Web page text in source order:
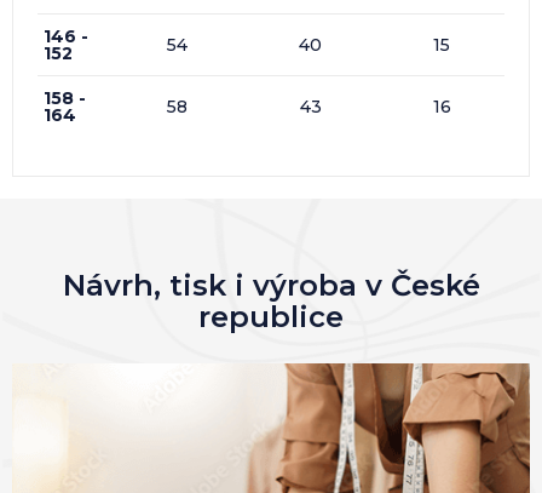
146 -
152 54 40 15
158 -
164 58 43 16
Návrh, tisk i výroba v České
republice